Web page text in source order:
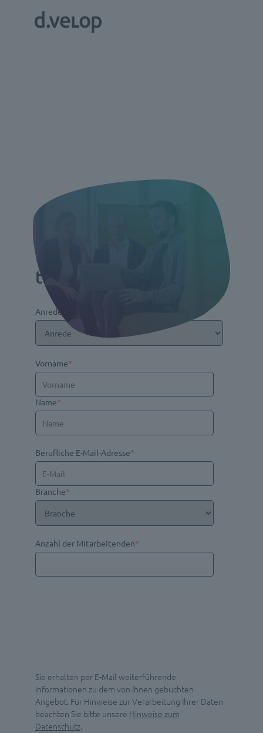
Der digitale Purchase
to Pay-Prozess in SAP
Anrede
Vorname*
Name*
Berufliche E-Mail-Adresse*
Branche*
Anzahl der Mitarbeitenden*
Sie erhalten per E-Mail weiterführende
Informationen zu dem von Ihnen gebuchten
Angebot. Für Hinweise zur Verarbeitung Ihrer Daten
beachten Sie bitte unsere Hinweise zum
Datenschutz.